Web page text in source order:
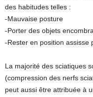
des habitudes telles :
-Mauvaise posture
-Porter des objets
-Rester en position assisse
La majorité des sciatiques
(compression des nerfs
peut aussi être attribuée à